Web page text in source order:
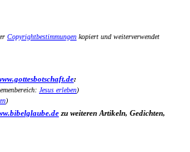
Copyrightbestimmungen kopiert und weiterverwendet
:
Jesus erleben)
)
zu weiteren Artikeln, Gedichten,